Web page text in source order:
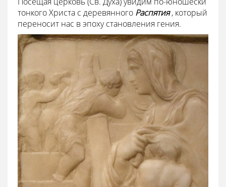
тонкого Христа с деревянного Распятия, который
переносит нас в эпоху становления гения.